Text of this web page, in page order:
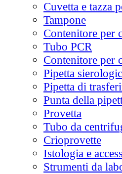
Cuvetta e tazza
Tampone
Contenitore per
Tubo PCR
Contenitore per
Pipetta
Pipetta di
Punta della
Provetta
Tubo da
Crioprovette
Istologia e
Strumenti da